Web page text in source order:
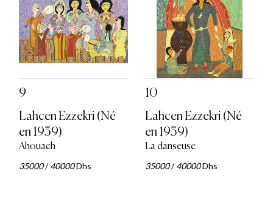
9
Lahcen Ezzekri (Né
en 1939)
Ahouach
35000/40000Dhs
10
Lahcen Ezzekri (Né
en 1939)
La danseuse
35000/40000Dhs